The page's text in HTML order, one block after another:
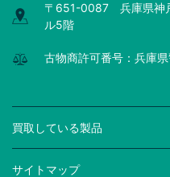
〒651-0087 兵庫県神
ル5階
古物商許可番号：兵庫
買取している製品
サイトマップ